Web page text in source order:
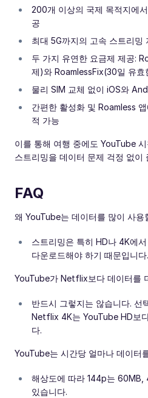
200개 이상의 국제 목적지에
공
최대 5G까지의 고속 스트리밍
두 가지 유연한 요금제 제공:
제)와 RoamlessFix(30일 유효
물리 SIM 교체 없이 iOS와
간편한 활성화 및 Roamless
적 가능
이를 통해 여행 중에도 YouTube
스트리밍을 데이터 문제 걱정 없이
FAQ
왜 YouTube는 데이터를 많이 사용
스트리밍은 특히 HD나 4K에
다운로드해야 하기 때문입니다.
YouTube가 Netflix보다 데이터를
반드시 그렇지는 않습니다. 선
Netflix 4K는 YouTube HD보
다.
YouTube는 시간당 얼마나 데이터
해상도에 따라 144p는 60MB,
있습니다.